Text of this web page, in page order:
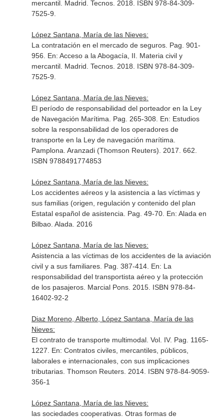
mercantil. Madrid. Tecnos. 2018. ISBN 978-84-309-
7525-9.
López Santana, María de las Nieves:
La contratación en el mercado de seguros. Pag. 901-
956. En: Acceso a la Abogacía, II. Materia civil y
mercantil. Madrid. Tecnos. 2018. ISBN 978-84-309-
7525-9.
López Santana, María de las Nieves:
El período de responsabilidad del porteador en la Ley
de Navegación Marítima. Pag. 265-308. En: Estudios
sobre la responsabilidad de los operadores de
transporte en la Ley de navegación marítima
Pamplona. Aranzadi (Thomson Reuters). 2017. 662.
ISBN 9788491774853
López Santana, María de las Nieves:
Los accidentes aéreos y la asistencia a las víctimas y
sus familias (origen, regulación y contenido del plan
Estatal español de asistencia. Pag. 49-70. En: Alada en
Bilbao. Alada. 2016
López Santana, María de las Nieves:
Asistencia a las víctimas de los accidentes de la aviación
civil y a sus familiares. Pag. 387-414. En: La
responsabilidad del transportista aéreo y la protección
de los pasajeros. Marcial Pons. 2015. ISBN 978-84-
16402-92-2
Diaz Moreno, Alberto, López Santana, María de las
Nieves:
El contrato de transporte multimodal. Vol. IV. Pag. 1165-
1227. En: Contratos civiles, mercantiles, públicos,
laborales e internacionales, con sus implicaciones
tributarias. Thomson Reuters. 2014. ISBN 978-84-9059-
356-1
López Santana, María de las Nieves:
las sociedades cooperativas. Otras formas de